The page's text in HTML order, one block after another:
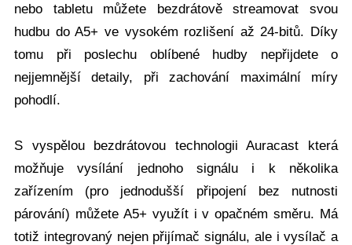
nebo tabletu můžete bezdrátově streamovat svou
hudbu do A5+ ve vysokém rozlišení až 24-bitů. Díky
tomu při poslechu oblíbené hudby nepřijdete o
nejjemnější detaily, při zachování maximální míry
pohodlí.
S vyspělou bezdrátovou technologii Auracast která
možňuje vysílání jednoho signálu i k několika
zařízením (pro jednodušší připojení bez nutnosti
párování) můžete A5+ využít i v opačném směru. Má
totiž integrovaný nejen přijímač signálu, ale i vysílač a